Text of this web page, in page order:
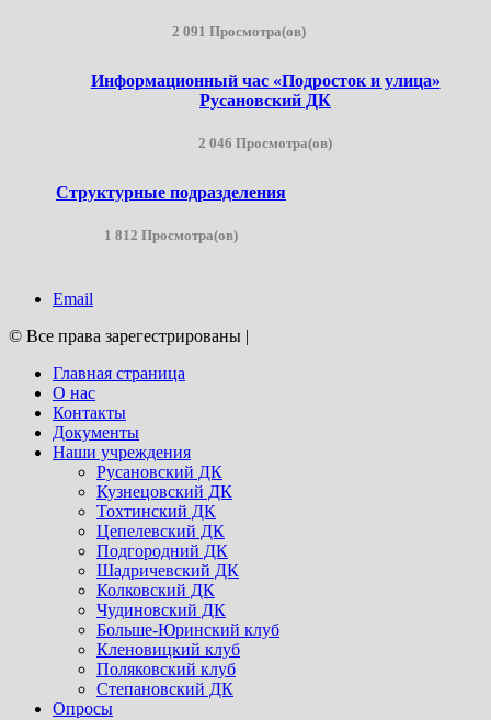
2 091 Просмотра(ов)
Информационный час «Подросток и улица»
Русановский ДК
2 046 Просмотра(ов)
Структурные подразделения
1 812 Просмотра(ов)
Email
© Все права зарегестрированы |
Главная страница
О нас
Контакты
Документы
Наши учреждения
Русановский ДК
Кузнецовский ДК
Тохтинский ДК
Цепелевский ДК
Подгородний ДК
Шадричевский ДК
Колковский ДК
Чудиновский ДК
Больше-Юринский клуб
Кленовицкий клуб
Поляковский клуб
Степановский ДК
Опросы